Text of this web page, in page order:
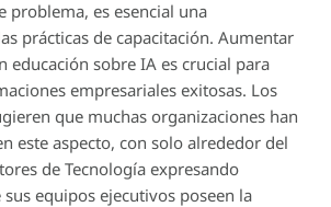
problema, es esencial una
prácticas de capacitación. Aumentar
educación sobre IA es crucial para
empresariales exitosas. Los
que muchas organizaciones han
este aspecto, con solo alrededor del
de Tecnología expresando
equipos ejecutivos poseen la